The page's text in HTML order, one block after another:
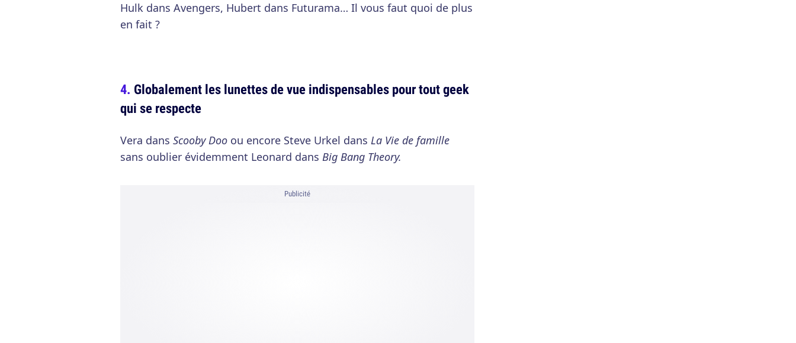
Hulk dans Avengers, Hubert dans Futurama… Il vous faut quoi de plus
en fait ?
Globalement les lunettes de vue indispensables pour tout geek
qui se respecte
Vera dans Scooby Doo ou encore Steve Urkel dans La Vie de famille
sans oublier évidemment Leonard dans Big Bang Theory.
Publicité